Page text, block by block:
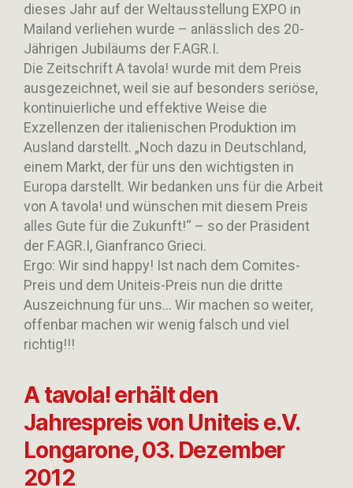
dieses Jahr auf der Weltausstellung EXPO in
Mailand verliehen wurde – anlässlich des 20-
Jährigen Jubiläums der F.AGR.I.
Die Zeitschrift A tavola! wurde mit dem Preis
ausgezeichnet, weil sie auf besonders seriöse,
kontinuierliche und effektive Weise die
Exzellenzen der italienischen Produktion im
Ausland darstellt. „Noch dazu in Deutschland,
einem Markt, der für uns den wichtigsten in
Europa darstellt. Wir bedanken uns für die Arbeit
von A tavola! und wünschen mit diesem Preis
alles Gute für die Zukunft!“ – so der Präsident
der F.AGR.I, Gianfranco Grieci.
Ergo: Wir sind happy! Ist nach dem Comites-
Preis und dem Uniteis-Preis nun die dritte
Auszeichnung für uns… Wir machen so weiter,
offenbar machen wir wenig falsch und viel
richtig!!!
A tavola! erhält den
Jahrespreis von Uniteis e.V.
Longarone, 03. Dezember
2012